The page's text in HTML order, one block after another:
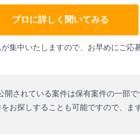
プロに詳しく聞いてみる
集中いたしますので、お早めにご応
開されている案件は保有案件の一部で
お探しすることも可能ですので、ま